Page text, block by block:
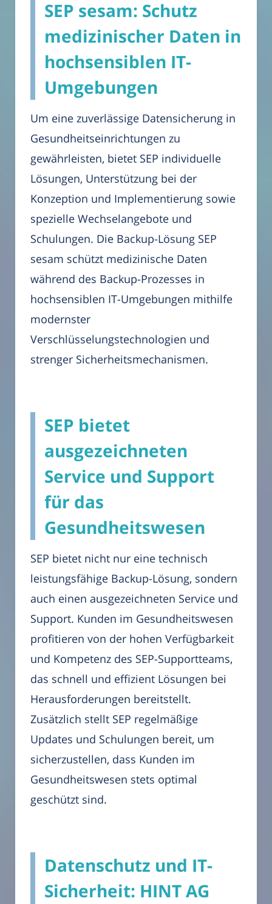
SEP sesam: Schutz
medizinischer Daten in
hochsensiblen IT-
Umgebungen
Um eine zuverlässige Datensicherung in
Gesundheitseinrichtungen zu
gewährleisten, bietet SEP individuelle
Lösungen, Unterstützung bei der
Konzeption und Implementierung sowie
spezielle Wechselangebote und
Schulungen. Die Backup-Lösung SEP
sesam schützt medizinische Daten
während des Backup-Prozesses in
hochsensiblen IT-Umgebungen mithilfe
modernster
Verschlüsselungstechnologien und
strenger Sicherheitsmechanismen.
SEP bietet
ausgezeichneten
Service und Support
für das
Gesundheitswesen
SEP bietet nicht nur eine technisch
leistungsfähige Backup-Lösung, sondern
auch einen ausgezeichneten Service und
Support. Kunden im Gesundheitswesen
profitieren von der hohen Verfügbarkeit
und Kompetenz des SEP-Supportteams,
das schnell und effizient Lösungen bei
Herausforderungen bereitstellt.
Zusätzlich stellt SEP regelmäßige
Updates und Schulungen bereit, um
sicherzustellen, dass Kunden im
Gesundheitswesen stets optimal
geschützt sind.
Datenschutz und IT-
Sicherheit: HINT AG